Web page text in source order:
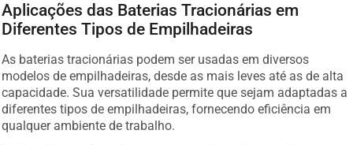
Aplicações das Baterias Tracionárias em
Diferentes Tipos de Empilhadeiras
As baterias tracionárias podem ser usadas em diversos
modelos de empilhadeiras, desde as mais leves até as de alta
capacidade. Sua versatilidade permite que sejam adaptadas a
diferentes tipos de empilhadeiras, fornecendo eficiência em
qualquer ambiente de trabalho.